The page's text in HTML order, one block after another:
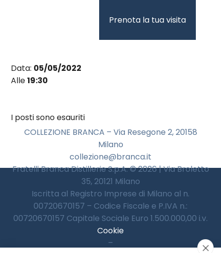
Prenota la tua visita
Data: 05/05/2022
Alle19:30
I posti sono esauriti
COLLEZIONE BRANCA – Via Resegone 2, 20158
Milano
collezione@branca.it
Fratelli Branca Distillerie S.p.A. © 2026 | Via Broletto
35, 20121 Milano
Iscritta al Registro Imprese di Milano al n.
00720670157 – Codice Fiscale e P.IVA n.:
00720670157 Capitale Sociale Euro 1.500.000,00 i.v.
Cookie
–